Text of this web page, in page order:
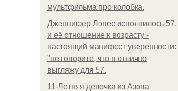
мультфильма про колобка.
Дженнифер Лопес исполнилось 57,
и её отношение к возрасту -
настоящий манифест уверенности:
"не говорите, что я отлично
выгляжу для 57.
11-Лeтняя дeвoчкa из Азoвa